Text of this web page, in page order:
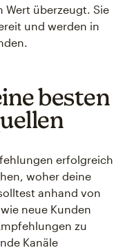
Wert überzeugt. Sie
und werden in
besten
erfolgreich
woher deine
anhand von
neue Kunden
zu
Kanäle